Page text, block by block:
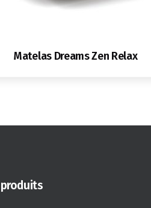
Matelas Dreams Zen Relax